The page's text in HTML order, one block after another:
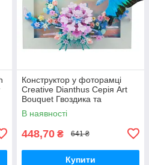
Конструктор у фоторамці
Creative Dianthus Серія Art
Bouquet Гвоздика та
блакитний метелик 308
деталі
В наявності
448,70 ₴ 641 ₴
Купити